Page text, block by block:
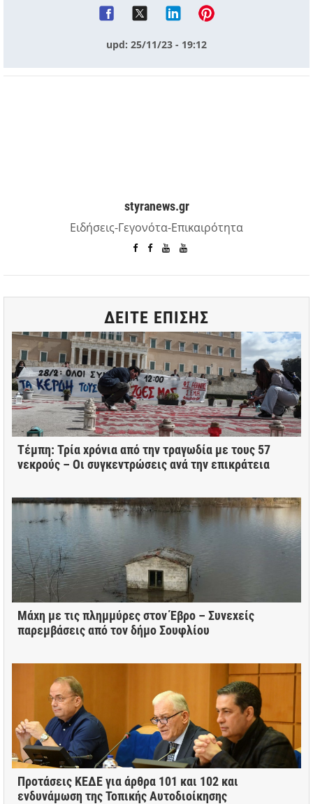
upd: 25/11/23 - 19:12
styranews.gr
Ειδήσεις-Γεγονότα-Επικαιρότητα
ΔΕΙΤΕ ΕΠΙΣΗΣ
Τέμπη: Τρία χρόνια από την τραγωδία με τους 57
νεκρούς – Οι συγκεντρώσεις ανά την επικράτεια
Μάχη με τις πλημμύρες στον Έβρο – Συνεχείς
παρεμβάσεις από τον δήμο Σουφλίου
Προτάσεις ΚΕΔΕ για άρθρα 101 και 102 και
ενδυνάμωση της Τοπικής Αυτοδιοίκησης